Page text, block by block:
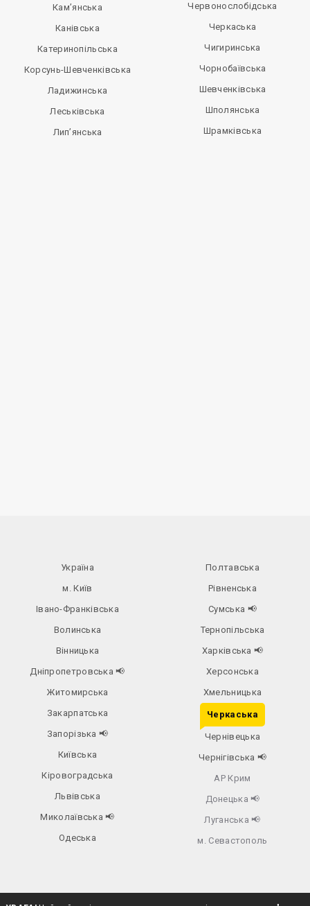
Кам’янська
Канівська
Катеринопільська
Корсунь-Шевченківська
Ладижинська
Леськівська
Лип’янська
Червонослобідська
Черкаська
Чигиринська
Чорнобаївська
Шевченківська
Шполянська
Шрамківська
Україна
м. Київ
Івано-Франківська
Волинська
Вінницька
Дніпропетровська📢
Житомирська
Закарпатська
Запорізька 📢
Київська
Кіровоградська
Львівська
Миколаївська📢
Одеська
Полтавська
Рівненська
Сумська 📢
Тернопільська
Харківська 📢
Херсонська
Хмельницька
Черкаська
Чернівецька
Чернігівська 📢
АР Крим
Донецька 📢
Луганська 📢
м. Севастополь